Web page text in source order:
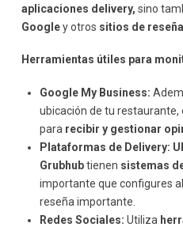
aplicaciones delivery, sino
Googley otros sitios de
Herramientas útiles para
Google My Business:
ubicación de tu
para recibir y gestionar
Plataformas de Delivery:
Grubhubtienen sistemas
importante que configures
reseña importante.
Redes Sociales: Utiliza